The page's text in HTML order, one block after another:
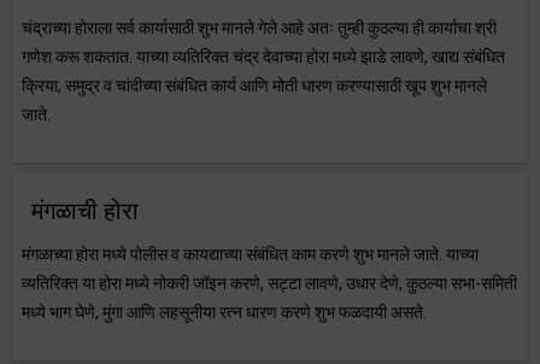
चंद्राच्या होराला सर्व कार्यासाठी शुभ मानले गेले आहे अतः तुम्ही कुठल्या ही कार्याचा श्री
गणेश करू शकतात. याच्या व्यतिरिक्त चंद्र देवाच्या होरा मध्ये झाडे लावणे, खाद्य संबंधित
क्रिया, समुद्र व चांदीच्या संबंधित कार्य आणि मोती धारण करण्यासाठी खूप शुभ मानले
जाते.
मंगळाची होरा
मंगळाच्या होरा मध्ये पोलीस व कायद्याच्या संबंधित काम करणे शुभ मानले जाते. याच्या
व्यतिरिक्त या होरा मध्ये नोकरी जॉइन करणे, सट्टा लावणे, उधार देणे, कुठल्या सभा-समिती
मध्ये भाग घेणे, मुंगा आणि लहसूनीया रत्न धारण करणे शुभ फळदायी असते.